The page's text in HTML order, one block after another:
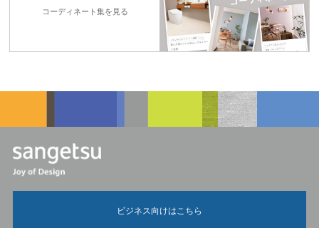
コーディネート集を見る
ビジネス向けはこちら